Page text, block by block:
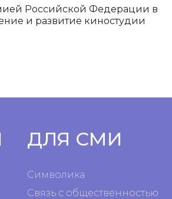
Российской Федерации в
и развитие киностудии
ДЛЯ СМИ
Символика
Связь с общественностью